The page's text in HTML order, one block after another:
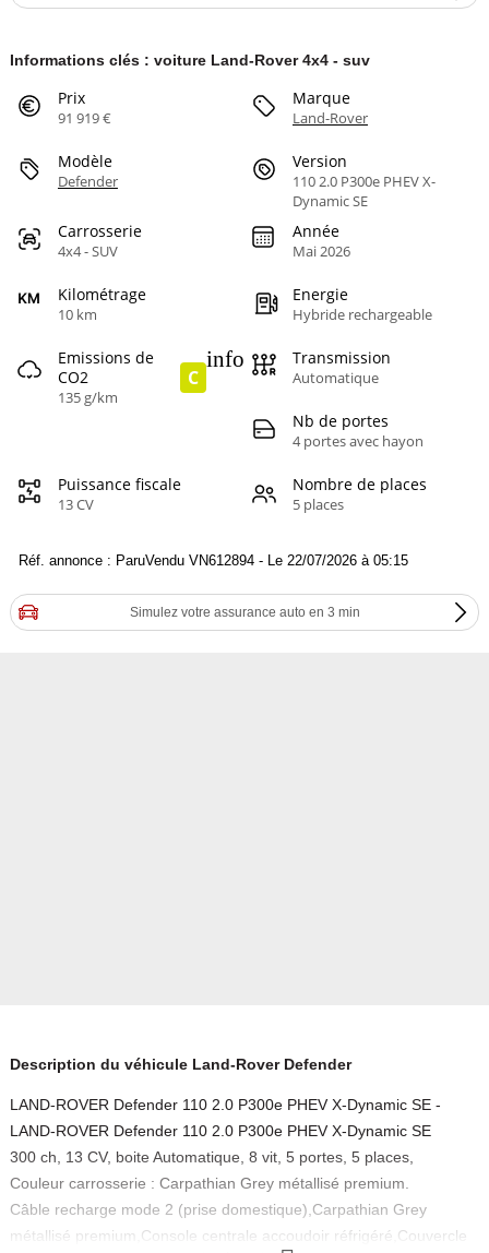
Informations clés : voiture Land-Rover 4x4 - suv
Prix
91 919 €
Marque
Land-Rover
Modèle
Defender
Version
110 2.0 P300e PHEV X-
Dynamic SE
Carrosserie
4x4 - SUV
Année
Mai 2026
Kilométrage
10 km
Energie
Hybride rechargeable
Emissions de
CO2
135 g/km
C
info Transmission
Automatique
Nb de portes
4 portes avec hayon
Puissance fiscale
13 CV
Nombre de places
5 places
Réf. annonce : ParuVendu VN612894 - Le 22/07/2026 à 05:15
Simulez votre assurance auto en 3 min
Description du véhicule Land-Rover Defender
LAND-ROVER Defender 110 2.0 P300e PHEV X-Dynamic SE -
LAND-ROVER Defender 110 2.0 P300e PHEV X-Dynamic SE
300 ch, 13 CV, boite Automatique, 8 vit, 5 portes, 5 places,
Couleur carrosserie : Carpathian Grey métallisé premium.
Câble recharge mode 2 (prise domestique),Carpathian Grey
métallisé premium,Console centrale accoudoir réfrigéré,Couvercle